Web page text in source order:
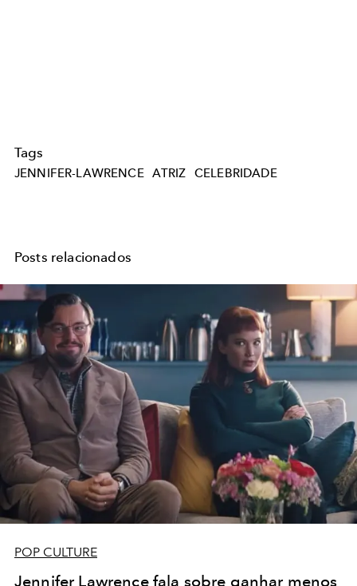
Tags
JENNIFER-LAWRENCE ATRIZ CELEBRIDADE
Posts relacionados
POP CULTURE
Jennifer Lawrence fala sobre ganhar menos